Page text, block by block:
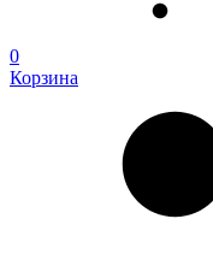
0
Корзина